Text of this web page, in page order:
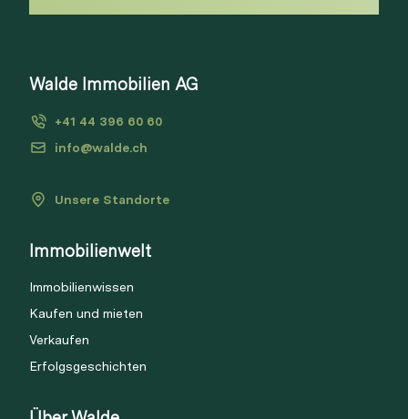
Walde Immobilien AG
+41 44 396 60 60
info@walde.ch
Unsere Standorte
Immobilienwelt
Immobilienwissen
Kaufen und mieten
Verkaufen
Erfolgsgeschichten